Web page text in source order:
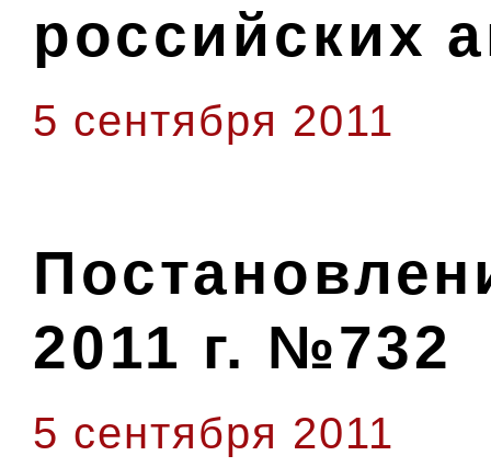
российских
5 сентября 2011
2011 г. №732
5 сентября 2011